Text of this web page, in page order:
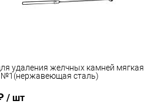
удаления желчных камней мягкая
№1(нержавеющая сталь)
/ шт